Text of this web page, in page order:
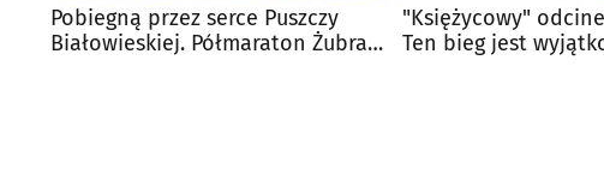
Pobiegną przez serce Puszczy
Białowieskiej. Półmaraton Żubra
"Księżycowy"
Ten bieg jest